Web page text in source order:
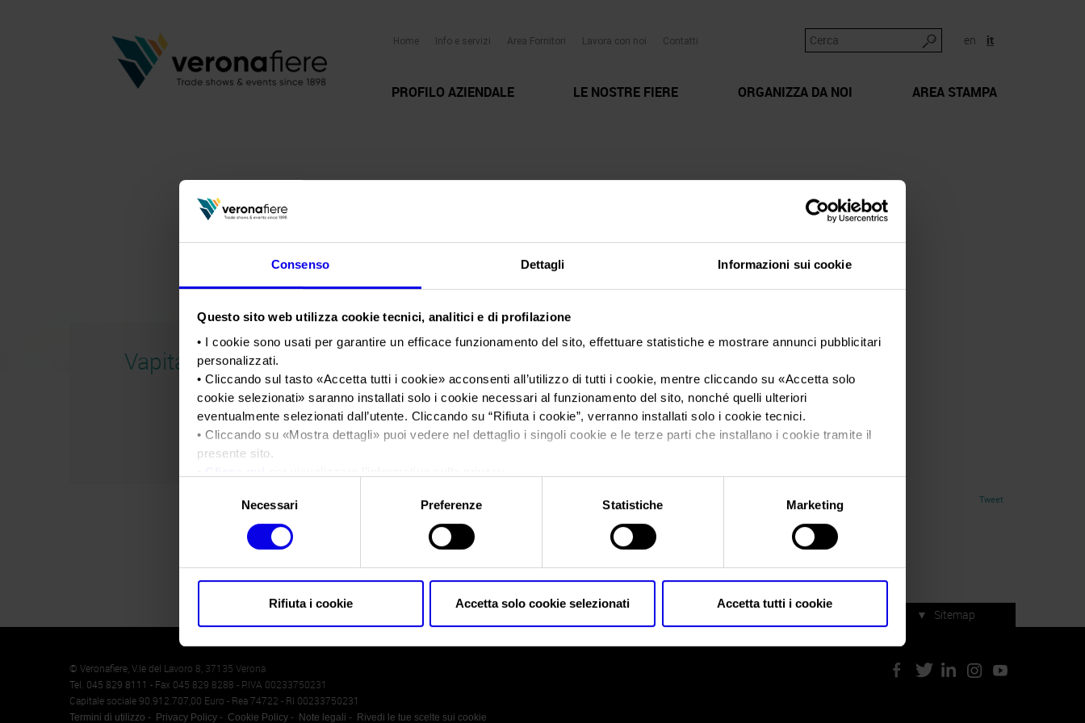
Consenso Dettagli Informazioni sui cookie
Questo sito web utilizza cookie tecnici, analitici e di profilazione
• I cookie sono usati per garantire un efficace funzionamento del sito, effettuare statistiche e mostrare annunci pubblicitari
personalizzati.
• Cliccando sul tasto «Accetta tutti i cookie» acconsenti all’utilizzo di tutti i cookie, mentre cliccando su «Accetta solo
cookie selezionati» saranno installati solo i cookie necessari al funzionamento del sito, nonché quelli ulteriori
eventualmente selezionati dall’utente. Cliccando su “Rifiuta i cookie”, verranno installati solo i cookie tecnici.
• Cliccando su «Mostra dettagli» puoi vedere nel dettaglio i singoli cookie e le terze parti che installano i cookie tramite il
presente sito.
Necessari Preferenze Statistiche Marketing
Rifiuta i cookie Accetta solo cookie selezionati Accetta tutti i cookie
en it
Home Info e servizi Area Fornitori Lavora con noi Contatti
PROFILO AZIENDALE LE NOSTRE FIERE ORGANIZZA DA NOI AREA STAMPA
Vapitaly 2017
Sei in: Vapitaly 2017>vapitaly-2017
vapitaly-2017
Tweet
vapitaly-2017
▼ Sitemap
Memento Servizi di manifestazione
© Veronafiere, V.le del Lavoro 8, 37135 Verona
Tel. 045 829 8111 - Fax 045 829 8288 - P.IVA 00233750231
Capitale sociale 90.912.707,00 Euro - Rea 74722 - RI 00233750231
Termini di utilizzo Privacy Policy Cookie Policy Note legali Rivedi le tue scelte sui cookie